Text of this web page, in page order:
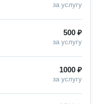
за услугу
500 ₽
за услугу
1000 ₽
за услугу